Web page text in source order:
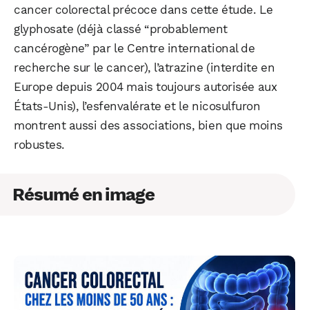
cancer colorectal précoce dans cette étude. Le
glyphosate (déjà classé “probablement
cancérogène” par le Centre international de
recherche sur le cancer), l’atrazine (interdite en
Europe depuis 2004 mais toujours autorisée aux
États-Unis), l’esfenvalérate et le nicosulfuron
montrent aussi des associations, bien que moins
robustes.
Résumé en image